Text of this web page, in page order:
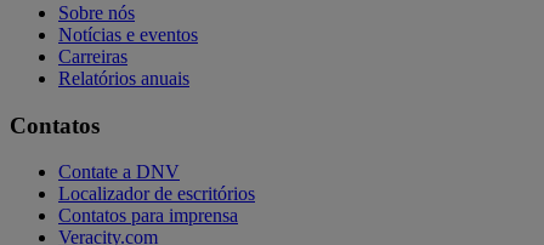
Sobre nós
Notícias e eventos
Carreiras
Relatórios anuais
Contatos
Contate a DNV
Localizador de escritórios
Contatos para imprensa
Veracity.com